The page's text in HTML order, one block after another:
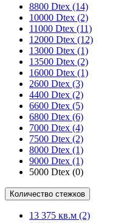
8800 Dtex (14)
10000 Dtex (2)
11000 Dtex (11)
12000 Dtex (12)
13000 Dtex (1)
13500 Dtex (2)
16000 Dtex (1)
2600 Dtex (3)
4400 Dtex (2)
6600 Dtex (5)
6800 Dtex (6)
7000 Dtex (4)
7500 Dtex (2)
8000 Dtex (1)
9000 Dtex (1)
5000 Dtex (0)
Количество стежков
13 375 кв.м (2)